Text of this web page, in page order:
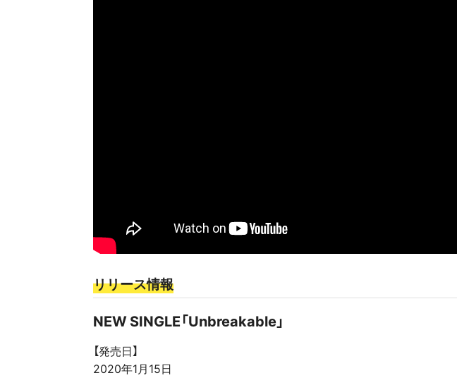
リリース情報
NEW SINGLE「Unbreakable」
【発売日】
2020年1月15日